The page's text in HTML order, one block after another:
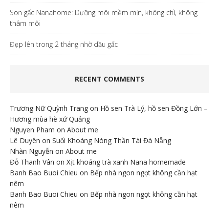
Son gấc Nanahome: Dưỡng môi mềm mịn, không chì, không
thâm môi
Đẹp lên trong 2 tháng nhờ dầu gấc
RECENT COMMENTS
Trương Nữ Quỳnh Trang on Hồ sen Trà Lý, hồ sen Đồng Lớn –
Hương mùa hè xứ Quảng
Nguyen Pham on About me
Lê Duyên on Suối Khoáng Nóng Thần Tài Đà Nẵng
Nhàn Nguyễn on About me
Đỗ Thanh Vân on Xịt khoáng trà xanh Nana homemade
Banh Bao Buoi Chieu on Bếp nhà ngon ngọt không cần hạt
nêm
Banh Bao Buoi Chieu on Bếp nhà ngon ngọt không cần hạt
nêm